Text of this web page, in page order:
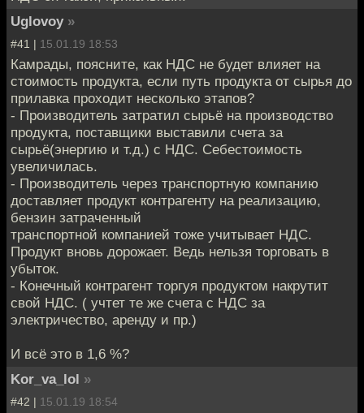
Uglovoy »
#41 | 15.01.19 18:53
Камрады, поясните, как НДС не будет влияет на
стоимость продукта, если путь продукта от сырья до
прилавка проходит несколько этапов?
- Производитель затратил сырьё на производство
продукта, поставщики выставили счета за
сырьё(энергию и т.д.) с НДС. Себестоимость
увеличилась.
- Производитель через транспортную компанию
доставляет продукт контрагенту на реализацию,
бензин затраченный
транспортной компанией тоже учитывает НДС.
Продукт вновь дорожает. Ведь нельзя торговать в
убыток.
- Конечный контрагент торгуя продуктом накрутит
свой НДС. ( учтет те же счета с НДС за
электричество, аренду и пр.)
И всё это в 1,6 %?
Kor_va_lol »
#42 | 15.01.19 18:54